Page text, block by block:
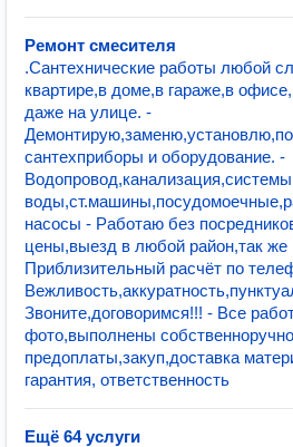
Ремонт смесителя
.Сантехнические работы любой
квартире,в доме,в гараже,в
даже на улице. -
сантехприборы и оборудование. -
насосы - Работаю без
цены,выезд в любой район,так же
Приблизительный расчёт по
Звоните,договоримся!!! - Все
фото,выполнены
предоплаты,закуп,доставка
гарантия, ответственность
Ещё 64 услуги